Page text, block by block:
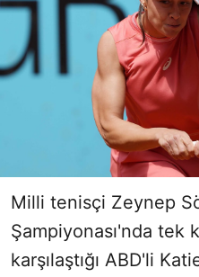
Milli tenisçi Zeynep
Şampiyonası'nda tek
karşılaştığı ABD'li